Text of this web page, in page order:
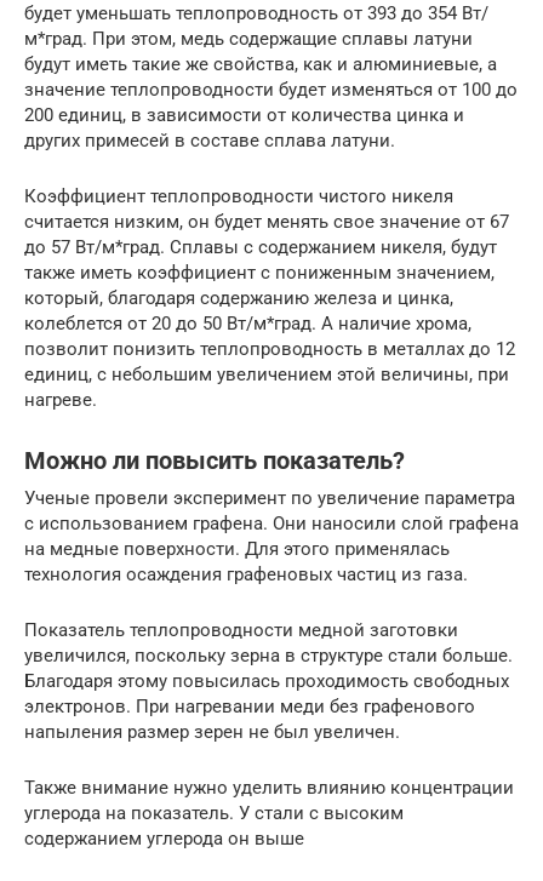
будет уменьшать теплопроводность от 393 до 354 Вт/
м*град. При этом, медь содержащие сплавы латуни
будут иметь такие же свойства, как и алюминиевые, а
значение теплопроводности будет изменяться от 100 до
200 единиц, в зависимости от количества цинка и
других примесей в составе сплава латуни.
Коэффициент теплопроводности чистого никеля
считается низким, он будет менять свое значение от 67
до 57 Вт/м*град. Сплавы с содержанием никеля, будут
также иметь коэффициент с пониженным значением,
который, благодаря содержанию железа и цинка,
колеблется от 20 до 50 Вт/м*град. А наличие хрома,
позволит понизить теплопроводность в металлах до 12
единиц, с небольшим увеличением этой величины, при
нагреве.
Можно ли повысить показатель?
Ученые провели эксперимент по увеличение параметра
с использованием графена. Они наносили слой графена
на медные поверхности. Для этого применялась
технология осаждения графеновых частиц из газа.
Показатель теплопроводности медной заготовки
увеличился, поскольку зерна в структуре стали больше.
Благодаря этому повысилась проходимость свободных
электронов. При нагревании меди без графенового
напыления размер зерен не был увеличен.
Также внимание нужно уделить влиянию концентрации
углерода на показатель. У стали с высоким
содержанием углерода он выше